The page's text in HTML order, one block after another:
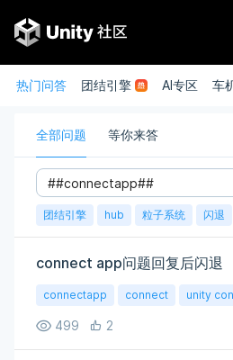
热门问答 团结引擎 AI专区 车
全部问题 等你来答
团结引擎 hub 粒子系统 闪退
connect app问题回复后闪退
connectapp connect unity
499 2